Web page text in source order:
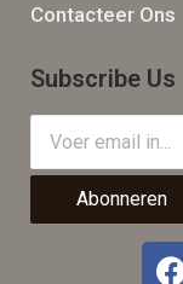
Contacteer Ons
Subscribe Us
Abonneren